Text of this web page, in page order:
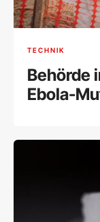
TECHNIK
Behörde
Ebola-